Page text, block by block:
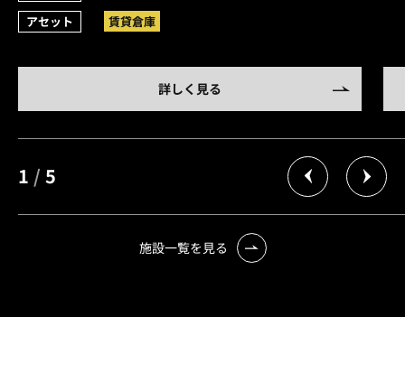
アセット
賃貸倉庫
詳しく見る
1 / 5
施設一覧を見る